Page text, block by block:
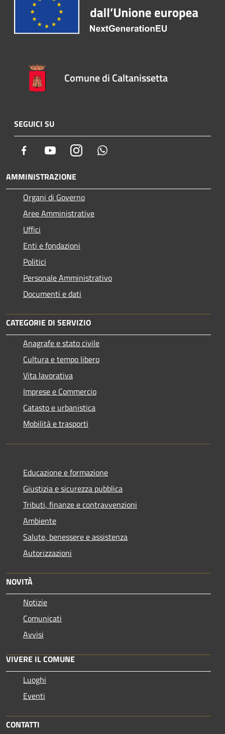
Comune di Caltanissetta
SEGUICI SU
Facebook YoutubeInstagram
AMMINISTRAZIONE
Organi di Governo
Aree Amministrative
Uffici
Enti e fondazioni
Politici
Personale Amministrativo
Documenti e dati
CATEGORIE DI SERVIZIO
Anagrafe e stato civile
Cultura e tempo libero
Vita lavorativa
Imprese e Commercio
Catasto e urbanistica
Mobilità e trasporti
Educazione e formazione
Giustizia e sicurezza pubblica
Tributi, finanze e contravvenzioni
Ambiente
Salute, benessere e assistenza
Autorizzazioni
NOVITÀ
Notizie
Comunicati
Avvisi
VIVERE IL COMUNE
Luoghi
Eventi
CONTATTI